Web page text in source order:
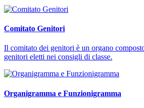
Comitato Genitori
Il comitato dei genitori è un organo
genitori eletti nei consigli di classe.
Organigramma e Funzionigramma